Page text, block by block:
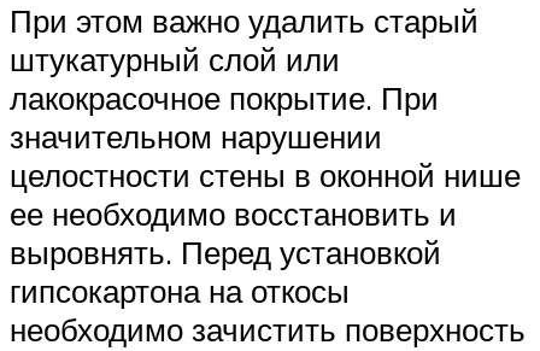
При этом важно удалить старый
штукатурный слой или
лакокрасочное покрытие. При
значительном нарушении
целостности стены в оконной нише
ее необходимо восстановить и
выровнять. Перед установкой
гипсокартона на откосы
необходимо зачистить поверхность